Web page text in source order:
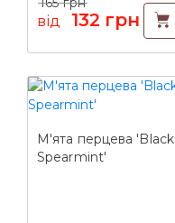
від 132 грн
М'ята перцева 'Black
Spearmint'